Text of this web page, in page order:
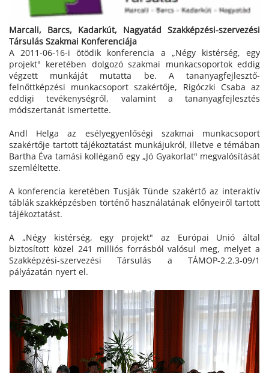
Marcali, Barcs, Kadarkút, Nagyatád Szakképzési-szervezési
Társulás Szakmai Konferenciája
A 2011-06-16-i ötödik konferencia a „Négy kistérség, egy
projekt" keretében dolgozó szakmai munkacsoportok eddig
végzett munkáját mutatta be. A tananyagfejlesztő-
felnőttképzési munkacsoport szakértője, Rigóczki Csaba az
eddigi tevékenységről, valamint a tananyagfejlesztés
módszertanát ismertette.
Andl Helga az esélyegyenlőségi szakmai munkacsoport
szakértője tartott tájékoztatást munkájukról, illetve e témában
Bartha Éva tamási kolléganő egy „Jó Gyakorlat" megvalósítását
szemléltette.
A konferencia keretében Tusják Tünde szakértő az interaktív
táblák szakképzésben történő használatának előnyeiről tartott
tájékoztatást.
A „Négy kistérség, egy projekt" az Európai Unió által
biztosított közel 241 milliós forrásból valósul meg, melyet a
Szakképzési-szervezési Társulás a TÁMOP-2.2.3-09/1
pályázatán nyert el.